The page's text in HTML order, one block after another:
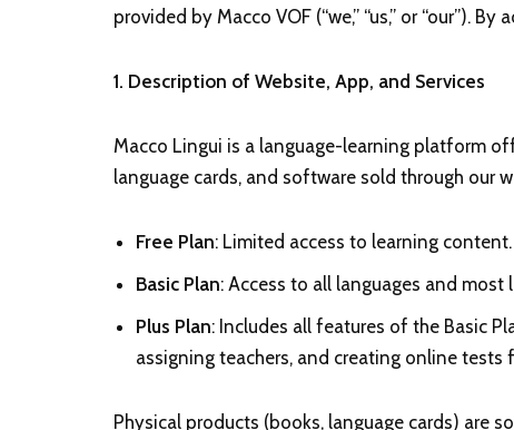
provided by Macco VOF (“we,” “us,” or “our”).
1. Description of Website, App, and Services
Macco Lingui is a language-learning platform
language cards, and software sold through our
Free Plan: Limited access to learning content.
Basic Plan: Access to all languages and
Plus Plan: Includes all features of the Basic
assigning teachers, and creating online tests
Physical products (books, language cards) are